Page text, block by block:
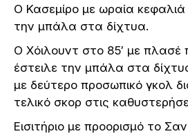
Ο Κασεμίρο με ωραία κεφαλιά
την μπάλα στα δίχτυα.
Ο Χόιλουντ στο 85′ με πλασέ
έστειλε την μπάλα στα
με δεύτερο προσωπικό γκολ
τελικό σκορ στις
Εισιτήριο με προορισμό το